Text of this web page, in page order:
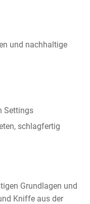
und nachhaltige
Settings
schlagfertig
Grundlagen und
Kniffe aus der